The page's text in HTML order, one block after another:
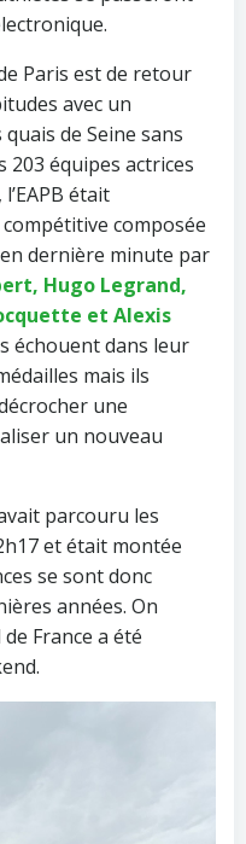
Paris est de retour
avec un
de Seine sans
équipes actrices
était
composée
dernière minute par
Hugo Legrand,
et Alexis
échouent dans leur
mais ils
une
un nouveau
parcouru les
et était montée
se sont donc
années. On
France a été